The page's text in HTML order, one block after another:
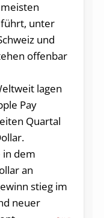
unter
und
offenbar
lagen
Pay
Quartal
in dem
an
stieg im
neuer